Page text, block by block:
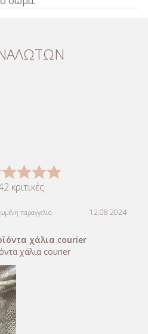
κριτικές
παραγγελία 12.08.2024
χάλια courier
χάλια courier